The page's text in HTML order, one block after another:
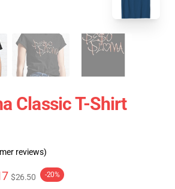
Classic T-Shirt
reviews)
$26.50 -20%